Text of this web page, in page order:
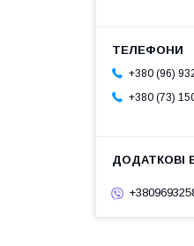
+380 (96)
+380 (73)